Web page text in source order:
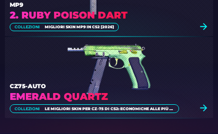
2. RUBY POISON DART
MP9
COLLEZIONI MIGLIORI SKIN MP9 IN CS2 [2026]
EMERALD QUARTZ
CZ75-AUTO
COLLEZIONI LE MIGLIORI SKIN PER CZ-75 DI CS2: ECONOMICHE ALLE PIÙ CARE